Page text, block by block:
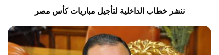
ننشر خطاب الداخلية لتأجيل مباريات كأس مصر
محافظ
الشرقية